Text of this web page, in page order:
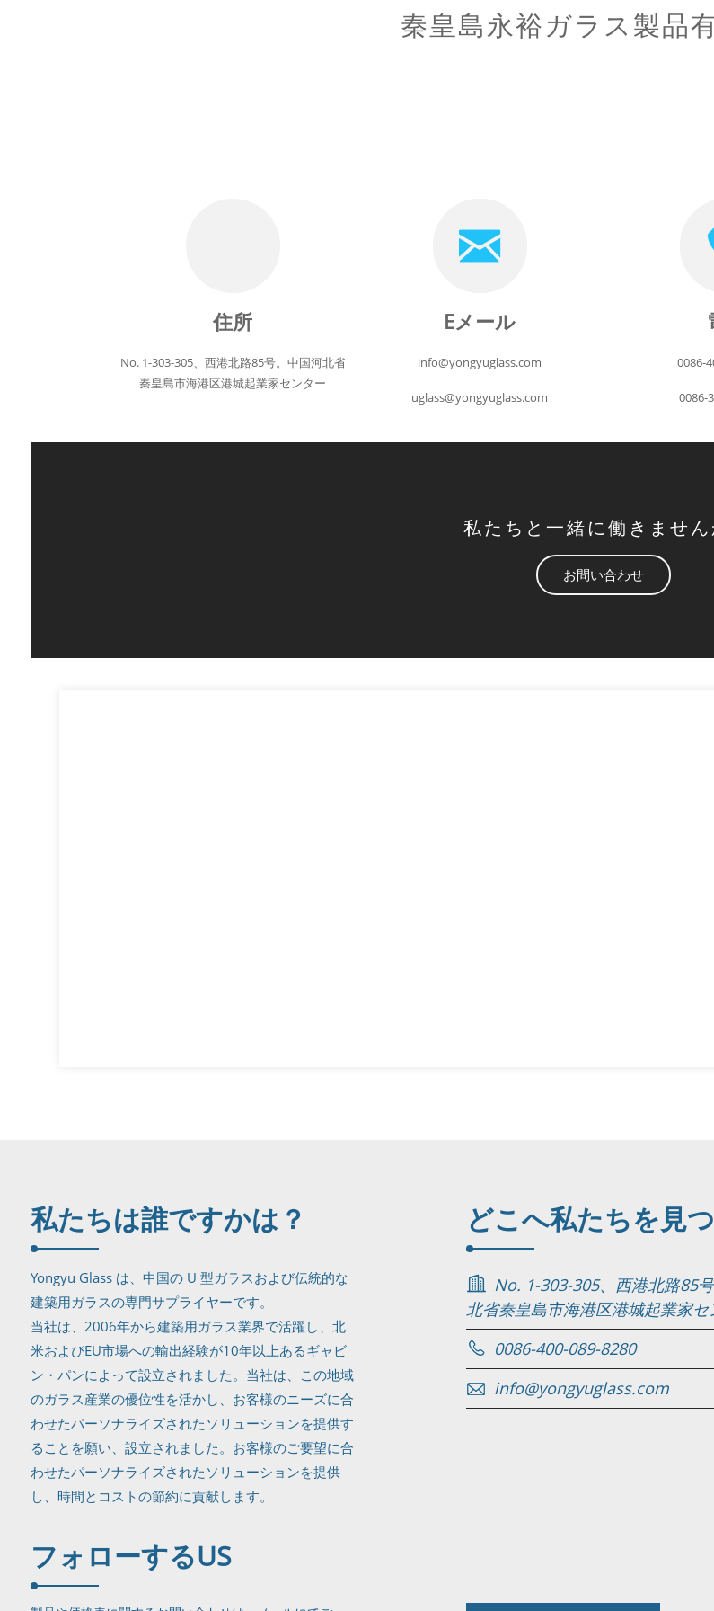
秦皇島永裕ガラス製品
住所
No. 1-303-305、西港北路85号。中国河北省
秦皇島市海港区港城起業家センター
Eメール
info@yongyuglass.com
uglass@yongyuglass.com
0086-
0086-
私たちと一緒に働きません
お問い合わせ
私たちは誰ですかは？
Yongyu Glass は、中国の U 型ガラスおよび伝統的な
建築用ガラスの専門サプライヤーです。
当社は、2006年から建築用ガラス業界で活躍し、北
米およびEU市場への輸出経験が10年以上あるギャビ
ン・パンによって設立されました。当社は、この地域
のガラス産業の優位性を活かし、お客様のニーズに合
わせたパーソナライズされたソリューションを提供す
ることを願い、設立されました。お客様のご要望に合
わせたパーソナライズされたソリューションを提供
し、時間とコストの節約に貢献します。
どこへ私たちを見
No. 1-303-305、西港北路85
北省秦皇島市海港区港城起業家セ
0086-400-089-8280
info@yongyuglass.com
フォローするUS